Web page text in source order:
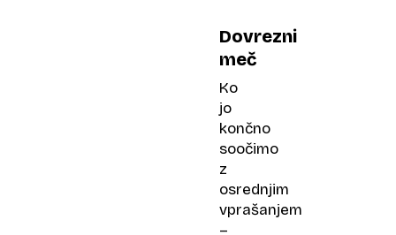
Dovrezni
meč
Ko
jo
končno
soočimo
z
osrednjim
vprašanjem
–